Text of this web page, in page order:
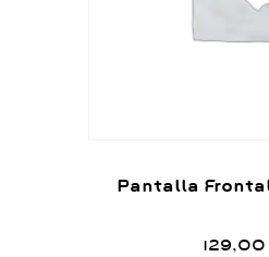
Pantalla Frontal
129,00